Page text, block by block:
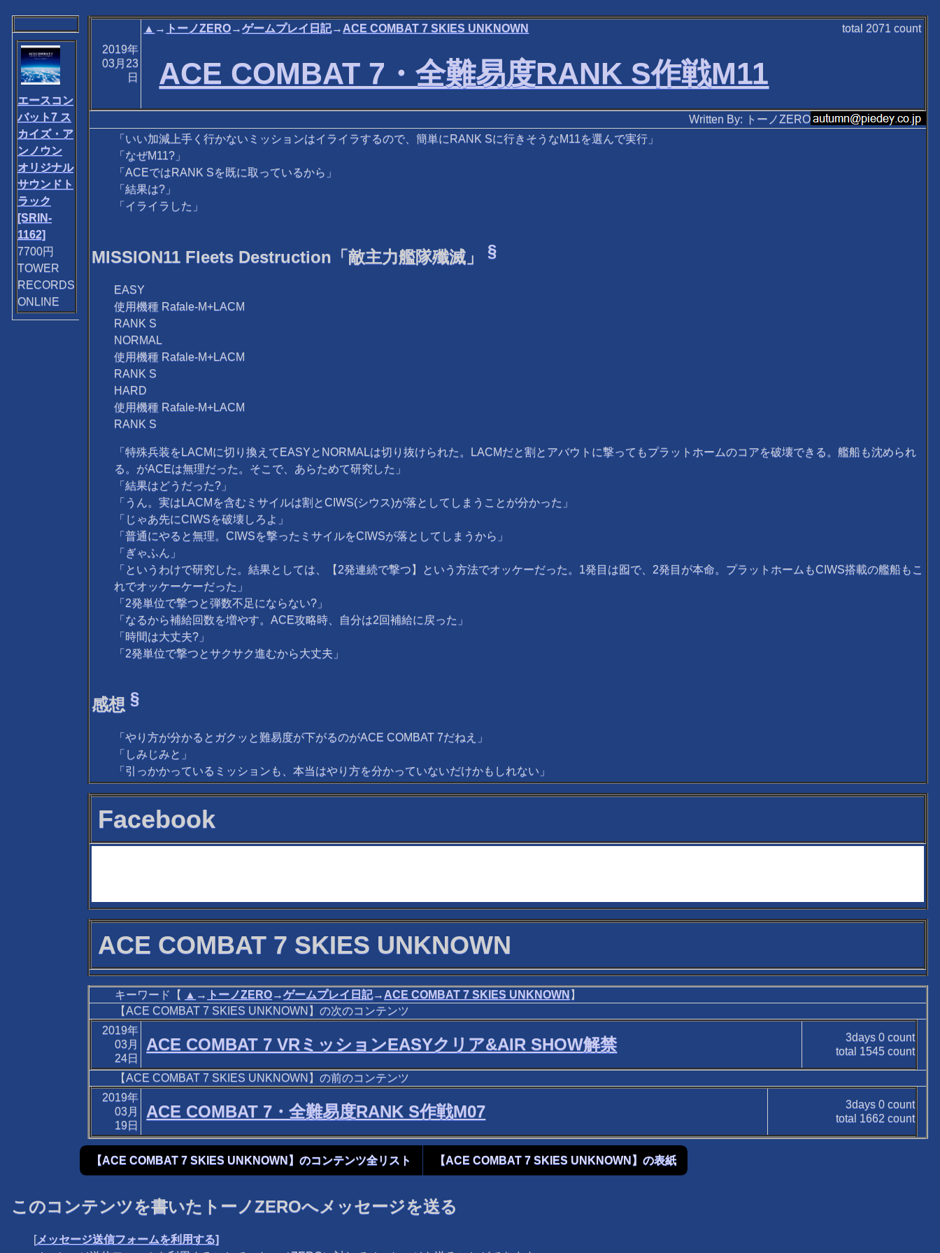
エースコン
バット7 ス
カイズ・ア
ンノウン
オリジナル
サウンドト
ラック
[SRIN-
1162]
7700円
TOWER
RECORDS
ONLINE
2019年
03月23
日
▲ → トーノZERO→ゲームプレイ日記→ ACE COMBAT 7 SKIES UNKNOWN total 2071 count
ACE COMBAT 7・全難易度RANK S作戦M11
Written By: トーノZERO
「いい加減上手く行かないミッションはイライラするので、簡単にRANK Sに行きそうなM11を選んで実行」
「なぜM11?」
「ACEではRANK Sを既に取っているから」
「結果は?」
「イライラした」
MISSION11 Fleets Destruction「敵主力艦隊殲滅」§
EASY
使用機種 Rafale-M+LACM
RANK S
NORMAL
使用機種 Rafale-M+LACM
RANK S
HARD
使用機種 Rafale-M+LACM
RANK S
「特殊兵装をLACMに切り換えてEASYとNORMALは切り抜けられた。LACMだと割とアバウトに撃ってもプラットホームのコアを破壊できる。艦船も沈められ
る。がACEは無理だった。そこで、あらためて研究した」
「結果はどうだった?」
「うん。実はLACMを含むミサイルは割とCIWS(シウス)が落としてしまうことが分かった」
「じゃあ先にCIWSを破壊しろよ」
「普通にやると無理。CIWSを撃ったミサイルをCIWSが落としてしまうから」
「ぎゃふん」
「というわけで研究した。結果としては、【2発連続で撃つ】という方法でオッケーだった。1発目は囮で、2発目が本命。プラットホームもCIWS搭載の艦船もこ
れでオッケーケーだった」
「2発単位で撃つと弾数不足にならない?」
「なるから補給回数を増やす。ACE攻略時、自分は2回補給に戻った」
「時間は大丈夫?」
「2発単位で撃つとサクサク進むから大丈夫」
感想§
「やり方が分かるとガクッと難易度が下がるのがACE COMBAT 7だねえ」
「しみじみと」
「引っかかっているミッションも、本当はやり方を分かっていないだけかもしれない」
Facebook
ACE COMBAT 7 SKIES UNKNOWN
キーワード【 ▲ → トーノZERO→ゲームプレイ日記→ ACE COMBAT 7 SKIES UNKNOWN 】
【ACE COMBAT 7 SKIES UNKNOWN】の次のコンテンツ
2019年
03月
24日
ACE COMBAT 7 VRミッションEASYクリア&AIR SHOW解禁 3days 0count
total 1545count
【ACE COMBAT 7 SKIES UNKNOWN】の前のコンテンツ
2019年
03月
19日
ACE COMBAT 7・全難易度RANK S作戦M07 3days 0count
total 1662 count
【ACE COMBAT 7 SKIES UNKNOWN】のコンテンツ全リスト 【ACE COMBAT 7 SKIES UNKNOWN】の表紙
このコンテンツを書いたトーノZEROへメッセージを送る
[メッセージ送信フォームを利用する]